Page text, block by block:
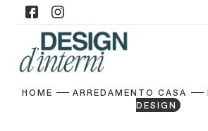
HOME ARREDAMENTO CASA
DESIGN